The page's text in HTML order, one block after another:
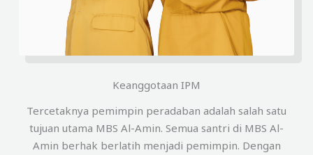
Keanggotaan IPM
Tercetaknya pemimpin peradaban adalah salah satu
tujuan utama MBS Al-Amin. Semua santri di MBS Al-
Amin berhak berlatih menjadi pemimpin. Dengan